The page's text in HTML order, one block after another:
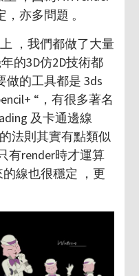
亦多問題 。
，我們都做了大量
的3D仿2D技術都
做的工具都是 3ds
“，有很多著名
及卡通邊線
法則其實有點類似
有render時才運算
的線也很穩定 ，更